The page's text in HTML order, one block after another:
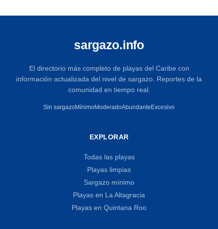
sargazo.info
El directorio más completo de playas del Caribe con
información actualizada del nivel de sargazo. Reportes de la
comunidad en tiempo real.
Sin sargazoMínimoModeradoAbundanteExcesivo
EXPLORAR
Todas las playas
Playas limpias
Sargazo mínimo
Playas en La Altagracia
Playas en Quintana Roo